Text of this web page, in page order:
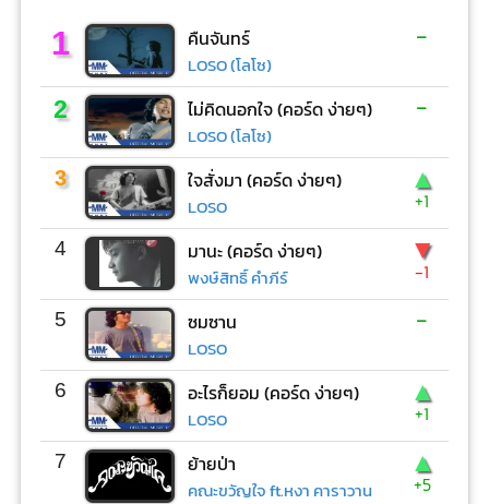
1 คืนจันทร์
LOSO (โลโซ)
-
2 ไม่คิดนอกใจ (คอร์ด ง่ายๆ)
LOSO (โลโซ)
-
3 ใจสั่งมา (คอร์ด ง่ายๆ)
LOSO
▲
+1
4 มานะ (คอร์ด ง่ายๆ)
พงษ์สิทธิ์ คำภีร์
▼
-1
5 ซมซาน
LOSO
-
6 อะไรก็ยอม (คอร์ด ง่ายๆ)
LOSO
▲
+1
7 ย้ายป่า
คณะขวัญใจ ft.หงา คาราวาน
▲
+5